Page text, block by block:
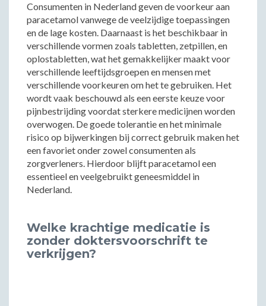
Consumenten in Nederland geven de voorkeur aan
paracetamol vanwege de veelzijdige toepassingen
en de lage kosten. Daarnaast is het beschikbaar in
verschillende vormen zoals tabletten, zetpillen, en
oplostabletten, wat het gemakkelijker maakt voor
verschillende leeftijdsgroepen en mensen met
verschillende voorkeuren om het te gebruiken. Het
wordt vaak beschouwd als een eerste keuze voor
pijnbestrijding voordat sterkere medicijnen worden
overwogen. De goede tolerantie en het minimale
risico op bijwerkingen bij correct gebruik maken het
een favoriet onder zowel consumenten als
zorgverleners. Hierdoor blijft paracetamol een
essentieel en veelgebruikt geneesmiddel in
Nederland.
Welke krachtige medicatie is
zonder doktersvoorschrift te
verkrijgen?